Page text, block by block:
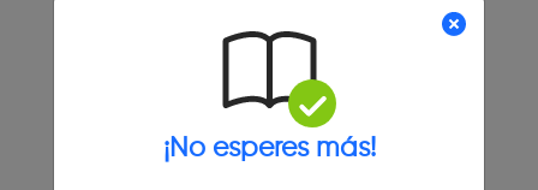
¡No esperes más!